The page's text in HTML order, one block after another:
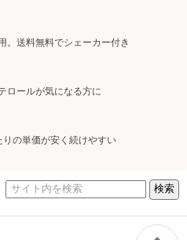
。送料無料でシェーカー付き
ロールが気になる方に
りの単価が安く続けやすい